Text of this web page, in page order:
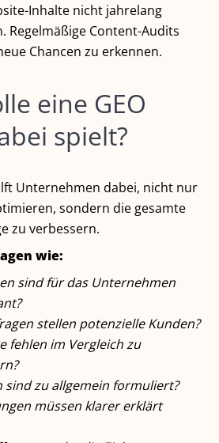
Inhalte nicht jahrelang
Regelmäßige Content-Audits
Chancen zu erkennen.
eine GEO
spielt?
Unternehmen dabei, nicht nur
sondern die gesamte
zu verbessern.
wie:
sind für das Unternehmen
stellen potenzielle Kunden?
fehlen im Vergleich zu
sind zu allgemein formuliert?
müssen klarer erklärt